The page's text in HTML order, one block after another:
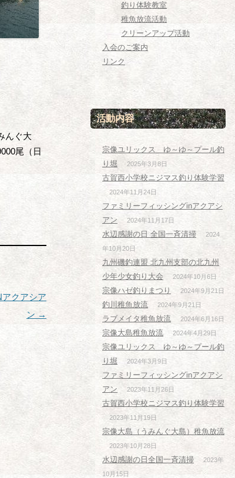
んぐ大
尾（日
クアシア
ン →
釣り体験教室
稚魚放流活動
クリーンアップ活動
入会のご案内
リンク
活動内容
宗像ユリックス ゆ～ゆ～プール釣
り堀
2025年3月8日
古賀西小学校ニジマス釣り体験学習
2024年11月24日
ファミリーフィッシングinアクアシ
アン
2024年11月17日
水辺感謝の日 全国一斉清掃
2024
年10月20日
九州磯釣連盟 北九州支部の北九州
少年少女釣り大会
2024年10月6日
宗像ハゼ釣りまつり 2024年9月21日
釣川稚魚放流 2024年9月21日
ラブメイタ稚魚放流 2024年6月16日
宗像大島稚魚放流 2024年4月29日
宗像ユリックス ゆ～ゆ～プール釣
り堀
2024年3月9日
ファミリーフィッシングinアクアシ
アン
2023年11月26日
古賀西小学校ニジマス釣り体験学習
2023年11月19日
宗像大島（うみんぐ大島）稚魚放流
2023年10月28日
水辺感謝の日全国一斉清掃
2023年
10月15日